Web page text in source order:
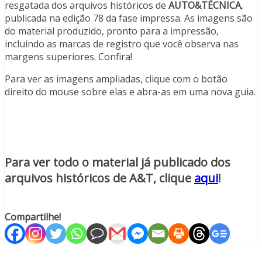
resgatada dos arquivos históricos de AUTO&TÉCNICA,
publicada na edição 78 da fase impressa. As imagens são
do material produzido, pronto para a impressão,
incluindo as marcas de registro que você observa nas
margens superiores. Confira!
Para ver as imagens ampliadas, clique com o botão
direito do mouse sobre elas e abra-as em uma nova guia.
Para ver todo o material já publicado dos
arquivos históricos de A&T, clique aqui!
Compartilhe!